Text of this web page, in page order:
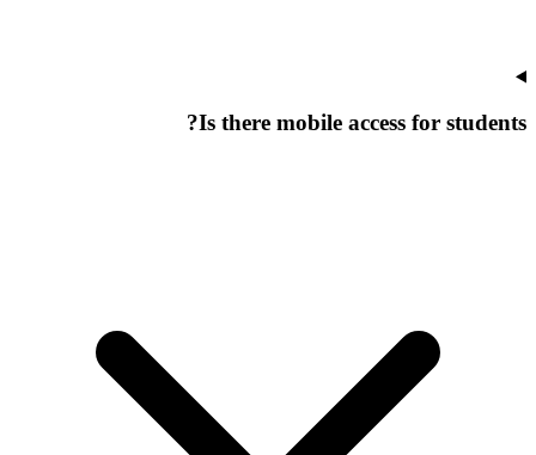
Is there mobile access for students?